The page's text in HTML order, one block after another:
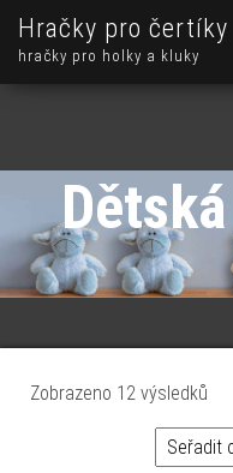
Hračky pro čertíky
hračky pro holky a kluky
Zobrazeno 12 výsledků